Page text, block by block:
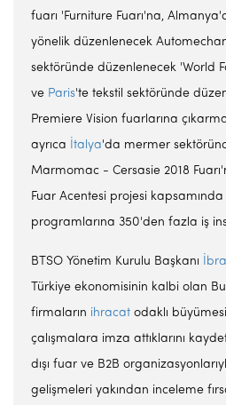
fuarı 'Furniture Fuarı'na,
yönelik düzenlenecek
sektöründe düzenlenecek 'World
ve Paris'te tekstil sektöründe
Premiere Vision fuarlarına
ayrıca İtalya'da mermer
Marmomac - Cersasie 2018
Fuar Acentesi projesi kapsamında
programlarına 350'den fazla iş
BTSO Yönetim Kurulu Başkanı
Türkiye ekonomisinin kalbi olan
firmaların ihracat odaklı
çalışmalara imza attıklarını
dışı fuar ve B2B
gelişmeleri yakından inceleme